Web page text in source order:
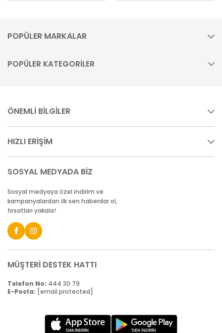
POPÜLER MARKALAR
POPÜLER KATEGORİLER
ÖNEMLİ BİLGİLER
HIZLI ERİŞİM
SOSYAL MEDYADA BİZ
Sosyal medyaya özel indirim ve
kampanyalardan ilk sen haberdar ol,
fırsatları yakala!
MÜŞTERİ DESTEK HATTI
Telefon No: 444 30 79
E-Posta: [email protected]